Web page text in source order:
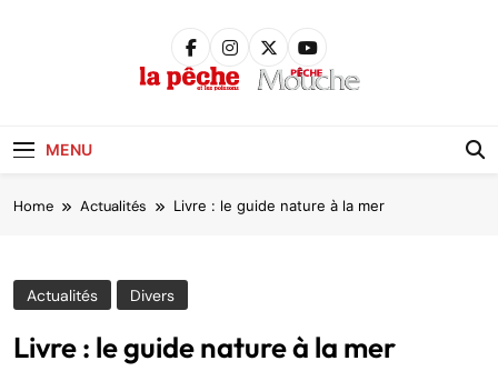
MENU
Home Actualités Livre : le guide nature à la mer
Actualités Divers
Livre : le guide nature à la mer